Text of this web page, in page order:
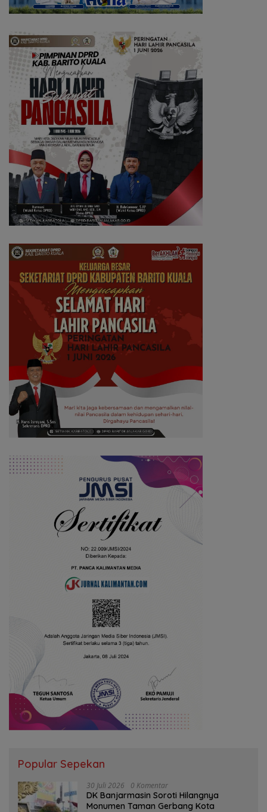
Popular Sepekan
30 Juli 2026 0 Komentar
DK Banjarmasin Soroti Hilangnya
Monumen Taman Gerbang Kota